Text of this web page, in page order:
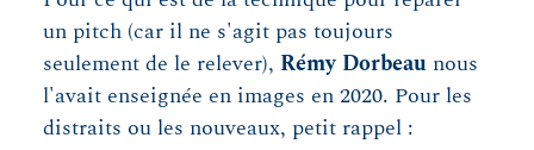
un pitch (car il ne s'agit pas toujours
seulement de le relever), Rémy Dorbeau nous
l'avait enseignée en images en 2020. Pour les
distraits ou les nouveaux, petit rappel :